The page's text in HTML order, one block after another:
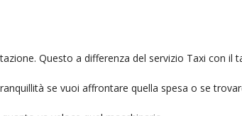
Questo a differenza del servizio Taxi con il
se vuoi affrontare quella spesa o se